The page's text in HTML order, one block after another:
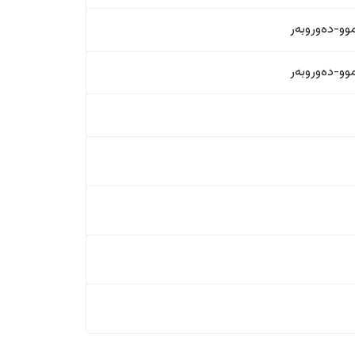
دەوروبەر
دەوروبەر